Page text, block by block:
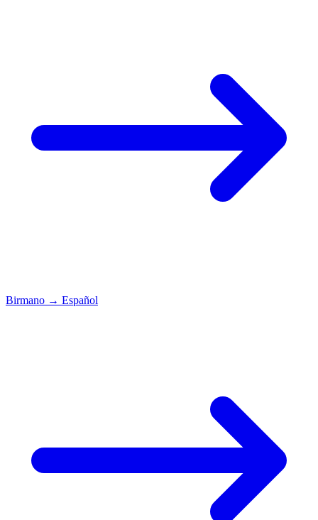
Birmano → Español